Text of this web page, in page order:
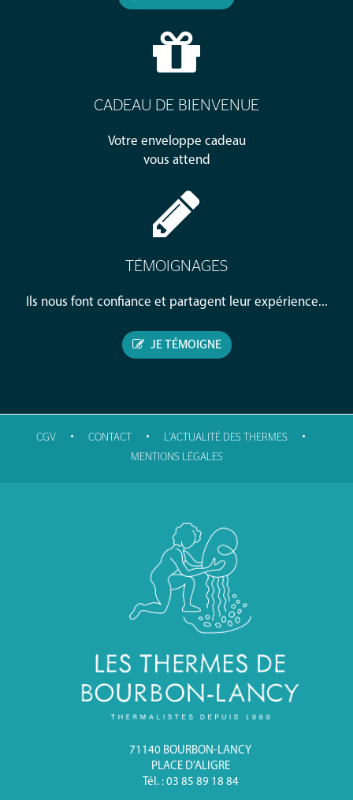
CADEAU DE BIENVENUE
Votre enveloppe cadeau
vous attend
TÉMOIGNAGES
Ils nous font confiance et partagent leur expérience...
JE TÉMOIGNE
CGV • CONTACT • L'ACTUALITÉ DES THERMES •
MENTIONS LÉGALES
71140 BOURBON-LANCY
PLACE D’ALIGRE
Tél. : 03 85 89 18 84